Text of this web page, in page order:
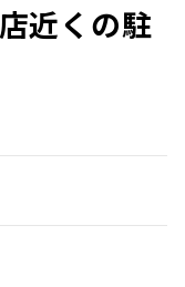
近くの駐